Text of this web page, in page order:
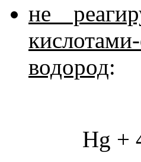
не
водород:
Hg +